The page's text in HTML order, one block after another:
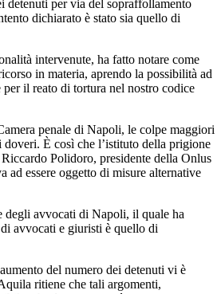
detenuti per via del sopraffollamento
dichiarato è stato sia quello di
intervenute, ha fatto notare come
in materia, aprendo la possibilità ad
il reato di tortura nel nostro codice
penale di Napoli, le colpe maggiori
È così che l’istituto della prigione
Polidoro, presidente della Onlus
ad essere oggetto di misure alternative
degli avvocati di Napoli, il quale ha
avvocati e giuristi è quello di
del numero dei detenuti vi è
ritiene che tali argomenti,